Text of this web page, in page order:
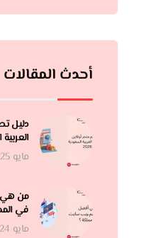
أحدث المقالات
دليل
مايو 25, 2026
من هي
في
مايو 24, 2026